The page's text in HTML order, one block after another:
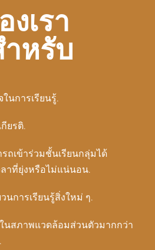
เรา
ำหรับ
นการเรียนรู้.
ยรติ.
ถเข้าร่วมชั้นเรียนกลุ่มได้
ลาที่ยุ่งหรือไม่แน่นอน.
การเรียนรู้สิ่งใหม่ ๆ.
นสภาพแวดล้อมส่วนตัวมากกว่า